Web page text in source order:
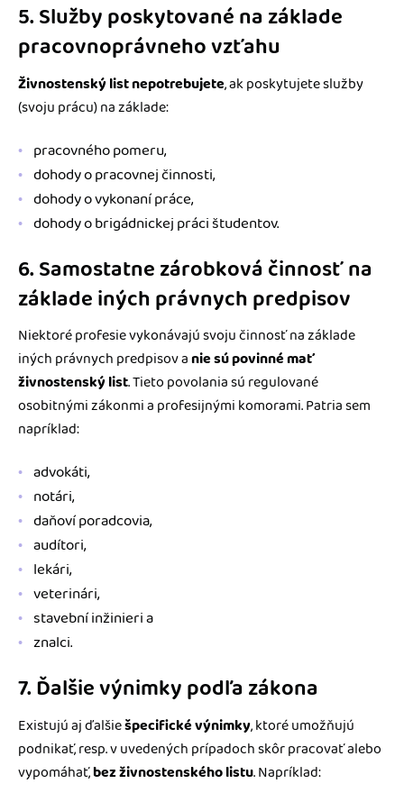
5. Služby poskytované na základe
pracovnoprávneho vzťahu
Živnostenský list nepotrebujete, ak poskytujete služby
(svoju prácu) na základe:
pracovného pomeru,
dohody o pracovnej činnosti,
dohody o vykonaní práce,
dohody o brigádnickej práci študentov.
6. Samostatne zárobková činnosť na
základe iných právnych predpisov
Niektoré profesie vykonávajú svoju činnosť na základe
iných právnych predpisov anie sú povinné mať
živnostenský list. Tieto povolania sú regulované
osobitnými zákonmi a profesijnými komorami. Patria sem
napríklad:
advokáti,
notári,
daňoví poradcovia,
audítori,
lekári,
veterinári,
stavební inžinieri a
znalci.
7. Ďalšie výnimky podľa zákona
Existujú aj ďalšiešpecifické výnimky, ktoré umožňujú
podnikať, resp. v uvedených prípadoch skôr pracovať alebo
vypomáhať,bez živnostenského listu. Napríklad: